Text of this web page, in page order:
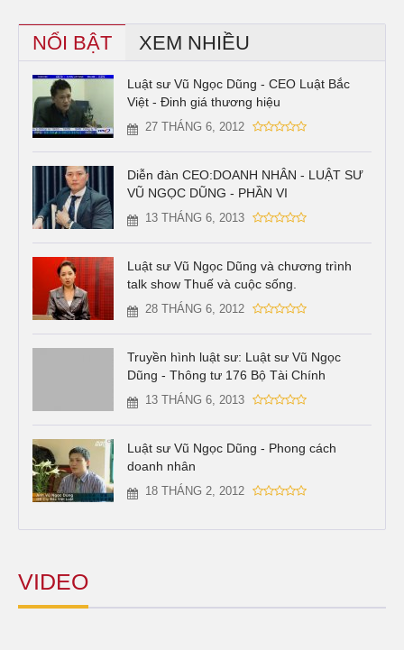
NỔI BẬT XEM NHIỀU
Luật sư Vũ Ngọc Dũng - CEO Luật Bắc
Việt - Đinh giá thương hiệu
27 THÁNG 6, 2012
Diễn đàn CEO:DOANH NHÂN - LUẬT SƯ
VŨ NGỌC DŨNG - PHẦN VI
13 THÁNG 6, 2013
Luật sư Vũ Ngọc Dũng và chương trình
talk show Thuế và cuộc sống.
28 THÁNG 6, 2012
Truyền hình luật sư: Luật sư Vũ Ngọc
Dũng - Thông tư 176 Bộ Tài Chính
13 THÁNG 6, 2013
Luật sư Vũ Ngọc Dũng - Phong cách
doanh nhân
18 THÁNG 2, 2012
VIDEO